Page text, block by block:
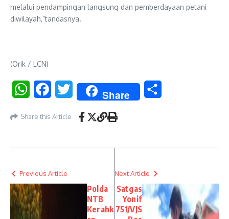
melalui pendampingan langsung dan pemberdayaan petani
diwilayah,”tandasnya.
(Orik / LCN)
WhatsAppFacebookTwitter Share
Share this Article
Previous Article
Polda
NTB
Kerahk
Next Article
Satgas
Yonif
751/VJS